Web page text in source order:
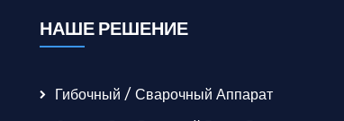
НАШЕ РЕШЕНИЕ
Гибочный / Сварочный Аппарат